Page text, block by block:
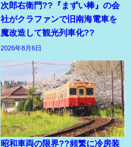
次郎右衛門??『まずい棒』の会
社がクラファンで旧南海電車を
魔改造して観光列車化??
2026年8月6日
昭和車両の限界??頻繁に冷房装